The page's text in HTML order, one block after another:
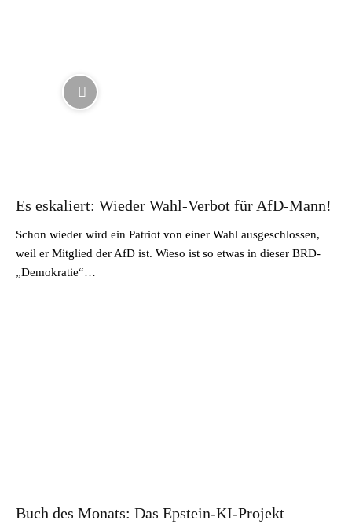
Es eskaliert: Wieder Wahl-Verbot für AfD-Mann!
Schon wieder wird ein Patriot von einer Wahl ausgeschlossen,
weil er Mitglied der AfD ist. Wieso ist so etwas in dieser BRD-
„Demokratie“…
Buch des Monats: Das Epstein-KI-Projekt